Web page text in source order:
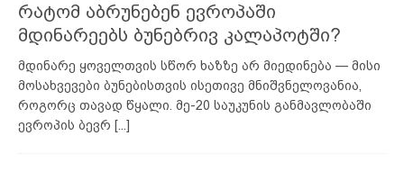
რატომ აბრუნებენ ევროპაში
მდინარეებს ბუნებრივ კალაპოტში?
მდინარე ყოველთვის სწორ ხაზზე არ მიედინება — მისი
მოსახვევები ბუნებისთვის ისეთივე მნიშვნელოვანია,
როგორც თავად წყალი. მე-20 საუკუნის განმავლობაში
ევროპის ბევრ [...]